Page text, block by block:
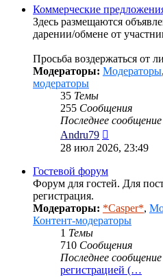
сообщению
Коммерческие
Здесь размещаются
дарении/обмене от
Просьба воздержаться от
Модераторы: Модераторы,
модераторы
35 Темы
255 Сообщения
Последнее сообщение
Andru79
к
28 июл 2026, 23:49
Гостевой форум
Форум для гостей. Для
регистрация.
Модераторы: *Casper*,
Контент-модераторы
1 Темы
710 Сообщения
Последнее сообщение
регистрацией (…